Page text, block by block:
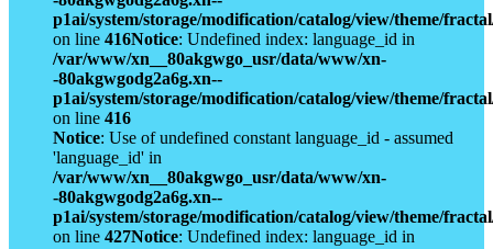
p1ai/system/storage/modification/catalog/view/theme/
on line 416Notice: Undefined index: language_id in
/var/www/xn__80akgwgo_usr/data/www/xn-
-80akgwgodg2a6g.xn--
p1ai/system/storage/modification/catalog/view/theme/
on line 416
Notice: Use of undefined constant language_id - assumed
'language_id' in
/var/www/xn__80akgwgo_usr/data/www/xn-
-80akgwgodg2a6g.xn--
p1ai/system/storage/modification/catalog/view/theme/
on line 427Notice: Undefined index: language_id in